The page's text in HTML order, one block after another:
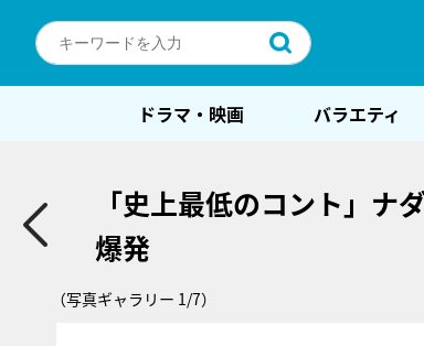
ドラマ・映画 バラエティ
「史上最低のコント」ナ
爆発
（写真ギャラリー 1/7）